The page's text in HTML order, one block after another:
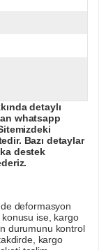
detaylı
whatsapp
Bazı detaylar
destek
deformasyon
ise, kargo
durumunu kontrol
kargo